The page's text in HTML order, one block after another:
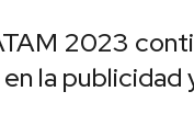
2023
la publicidad